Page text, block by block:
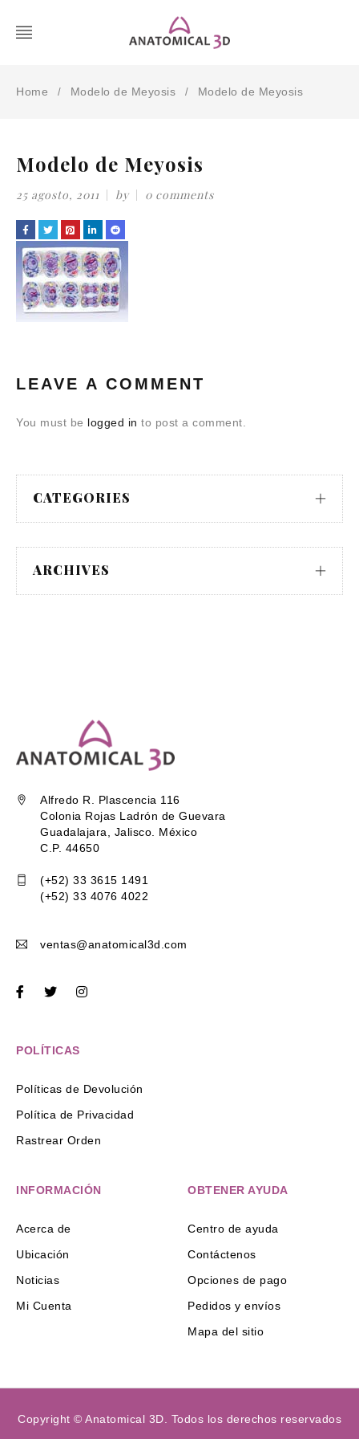
Home / Modelo de Meyosis / Modelo de Meyosis
Modelo de Meyosis
25 agosto, 2011 by 0 comments
LEAVE A COMMENT
You must be logged in to post a comment.
CATEGORIES
ARCHIVES
Alfredo R. Plascencia 116
Colonia Rojas Ladrón de Guevara
Guadalajara, Jalisco. México
C.P. 44650
(+52) 33 3615 1491
(+52) 33 4076 4022
ventas@anatomical3d.com
POLÍTICAS
Políticas de Devolución
Política de Privacidad
Rastrear Orden
INFORMACIÓN
Acerca de
Ubicación
Noticias
Mi Cuenta
OBTENER AYUDA
Centro de ayuda
Contáctenos
Opciones de pago
Pedidos y envíos
Mapa del sitio
Copyright © Anatomical 3D. Todos los derechos reservados